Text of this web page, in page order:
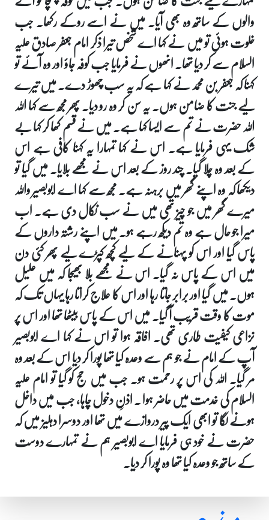
والوں کے ساتھ وہ بھی آیا۔ میں نے اسے روکے رکھا۔ جب
خلوت ہوئی تو میں نے کہا اے شخص تیرا ذکر امام جعفر صادق علیہ
السلام سے کر دیا تھا۔ انھوں نے فرمایا جب کوفہ جاؤ اور وہ آئے تو
کہنا کہ جعفر بن محمد نے کہا ہے کہ یہ سب چھوڑ دے۔ میں تیرے
لیے جنت کا ضامن ہوں۔ یہ سن کر وہ رو دیا۔ پھر مجھ سے کہا اللہ
اللہ حضرت نے تم سے ایسا کہا ہے۔ میں نے قسم کھا کر کہا بے
شک یہی فرمایا ہے۔ اس نے کہا تمہارا یہ کہنا کافی ہے اس
کے بعد وہ چلا گیا۔ چند روز کے بعد اس نے مجھے بلایا۔ میں گیا تو
دیکھا کہ وہ اپنے گھر میں برہنہ ہے۔ مجھ سے کہا اے ابوبصیر واللہ
میرے گھر میں جو چیز تھی میں نے سب نکال دی ہے۔ اب
میرا جو حال ہے وہ تم دیکھ رہے ہو۔ میں اپنے رشتہ داروں کے
پاس گیا اور اس کو پہنانے کے لیے کچھ کپڑے لیے پھر کئی دن
میں اس کے پاس نہ گیا۔ اس نے مجھے بلا بھیجا کہ میں علیل
ہوں۔ میں گیا اور برابر جاتا رہا اور اس کا علاج کراتا رہا یہاں تک کہ
موت کا وقت قریب آ گیا۔ میں اس کے پاس بیٹھا تھا اور اس پر
نزاعی کیفیت طاری تھی۔ افاقہ ہوا تو اس نے کہا اے ابوبصیر
آپ کے امام نے جو ہم سے وعدہ کیا تھا پورا کر دیا اس کے بعد وہ
مر گیا۔ اللہ کی اس پر رحمت ہو۔ جب میں حج کو گیا تو امام علیہ
السلام کی خدمت میں حاضر ہوا ۔ اذنِ دخول چاہا، جب میں داخل
ہونے لگا تو ابھی ایک پیر دروازے میں تھا اور دوسرا دہلیز میں کہ
حضرت نے خود ہی فرمایا اے ابوبصیر ہم نے تمہارے دوست
کے ساتھ جو وعدہ کیا تھا وہ پورا کر دیا۔